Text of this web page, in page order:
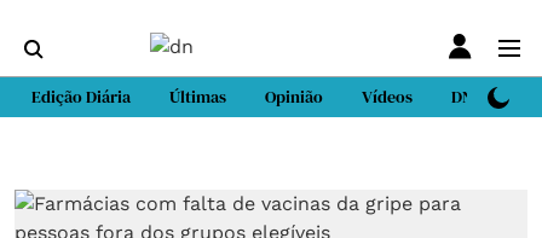
Edição Diária Últimas Opinião Vídeos DN Sport